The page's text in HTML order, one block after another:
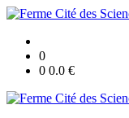
0
0 0.0 €